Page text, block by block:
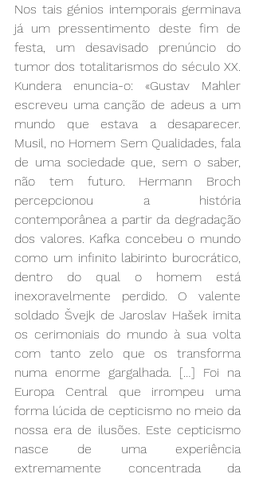
Nos tais génios intemporais germinava
já um pressentimento deste fim de
festa, um desavisado prenúncio do
tumor dos totalitarismos do século XX.
Kundera enuncia-o: «Gustav Mahler
escreveu uma canção de adeus a um
mundo que estava a desaparecer.
Musil, no Homem Sem Qualidades, fala
de uma sociedade que, sem o saber,
não tem futuro. Hermann Broch
percepcionou a história
contemporânea a partir da degradação
dos valores. Kafka concebeu o mundo
como um infinito labirinto burocrático,
dentro do qual o homem está
inexoravelmente perdido. O valente
soldado Švejk de Jaroslav Hašek imita
os cerimoniais do mundo à sua volta
com tanto zelo que os transforma
numa enorme gargalhada. […] Foi na
Europa Central que irrompeu uma
forma lúcida de cepticismo no meio da
nossa era de ilusões. Este cepticismo
nasce de uma experiência
extremamente concentrada da